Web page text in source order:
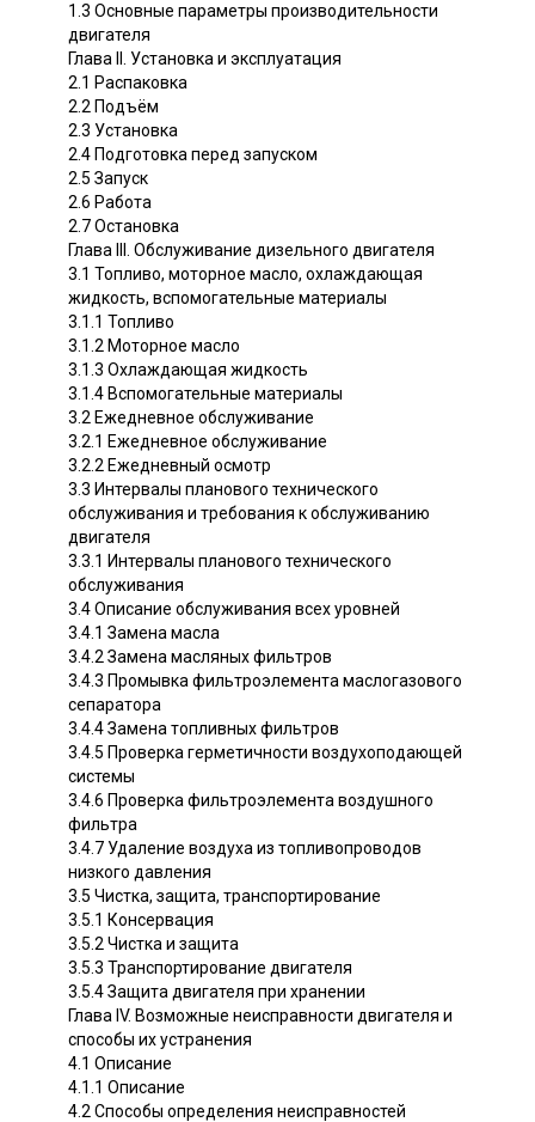
1.3 Основные параметры производительности
двигателя
Глава II. Установка и эксплуатация
2.1 Распаковка
2.2 Подъём
2.3 Установка
2.4 Подготовка перед запуском
2.5 Запуск
2.6 Работа
2.7 Остановка
Глава III. Обслуживание дизельного двигателя
3.1 Топливо, моторное масло, охлаждающая
жидкость, вспомогательные материалы
3.1.1 Топливо
3.1.2 Моторное масло
3.1.3 Охлаждающая жидкость
3.1.4 Вспомогательные материалы
3.2 Ежедневное обслуживание
3.2.1 Ежедневное обслуживание
3.2.2 Ежедневный осмотр
3.3 Интервалы планового технического
обслуживания и требования к обслуживанию
двигателя
3.3.1 Интервалы планового технического
обслуживания
3.4 Описание обслуживания всех уровней
3.4.1 Замена масла
3.4.2 Замена масляных фильтров
3.4.3 Промывка фильтроэлемента маслогазового
сепаратора
3.4.4 Замена топливных фильтров
3.4.5 Проверка герметичности воздухоподающей
системы
3.4.6 Проверка фильтроэлемента воздушного
фильтра
3.4.7 Удаление воздуха из топливопроводов
низкого давления
3.5 Чистка, защита, транспортирование
3.5.1 Консервация
3.5.2 Чистка и защита
3.5.3 Транспортирование двигателя
3.5.4 Защита двигателя при хранении
Глава IV. Возможные неисправности двигателя и
способы их устранения
4.1 Описание
4.1.1 Описание
4.2 Способы определения неисправностей